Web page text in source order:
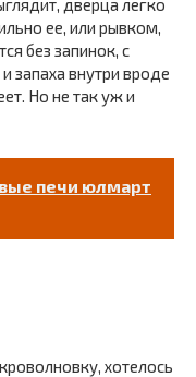
дверца легко
ее, или рывком,
без запинок, с
запаха внутри вроде
Но не так уж и
печи юлмарт
хотелось